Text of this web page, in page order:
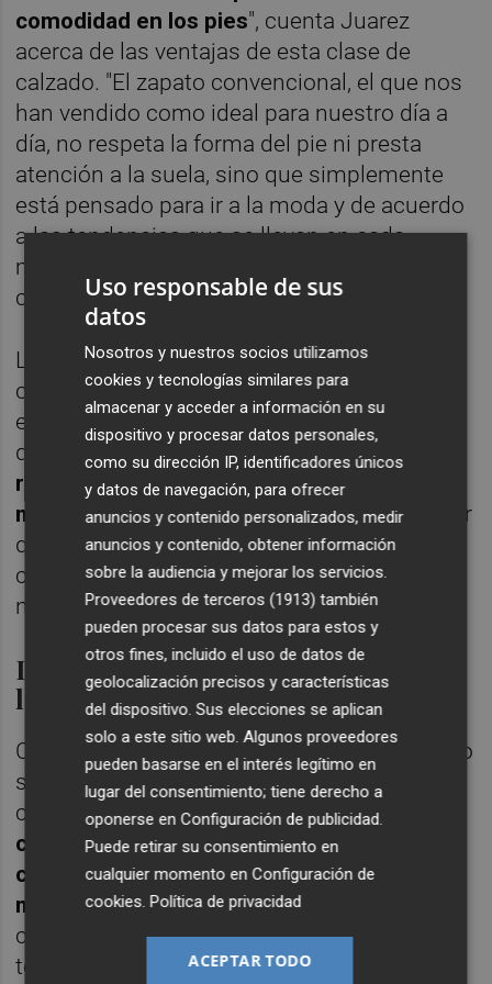
comodidad en los pies", cuenta Juarez
acerca de las ventajas de esta clase de
calzado. "El zapato convencional, el que nos
han vendido como ideal para nuestro día a
día, no respeta la forma del pie ni presta
atención a la suela, sino que simplemente
está pensado para ir a la moda y de acuerdo
a las tendencias que se llevan en cada
momento", sigue el director de
comunicación.
Lo que diferencia al barefoot del resto de
calzado es sunaturalidad, pues tal y como
expone Juarez, "es una tipología de zapatilla
que
deja al pie trabajar libremente, que
respeta su forma y que le permite
moverse de forma natural, además de hacer
que todas las cadenas musculares del
cuerpo tengan una estabilidad y equilibrio
natural".
Diseños sostenibles y vinculados a
las tendencias actuales
Cada diseño comercializado por Brambas no
solo busca el confort previamente
comentado, sino que Almodóvar trata de
crear zapatillas ligadas a las tendencias de
cada temporada y siempre elaboradas con
materiales sostenibles: "Tenemos muy en
cuenta los colores que están de moda cada
temporada pero también los materiales,
Uso responsable de sus
datos
Nosotros y nuestros socios utilizamos
cookies y tecnologías similares para
almacenar y acceder a información en su
dispositivo y procesar datos personales,
como su dirección IP, identificadores únicos
y datos de navegación, para ofrecer
anuncios y contenido personalizados, medir
anuncios y contenido, obtener información
sobre la audiencia y mejorar los servicios.
Proveedores de terceros (1913) también
pueden procesar sus datos para estos y
otros fines, incluido el uso de datos de
geolocalización precisos y características
del dispositivo. Sus elecciones se aplican
solo a este sitio web. Algunos proveedores
pueden basarse en el interés legítimo en
lugar del consentimiento; tiene derecho a
oponerse enConfiguración de publicidad
Puede retirar su consentimiento en
cualquier momento enConfiguración de
cookies .Política de privacidad
ACEPTAR TODO